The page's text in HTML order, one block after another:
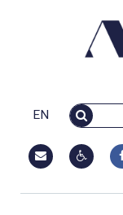
EN